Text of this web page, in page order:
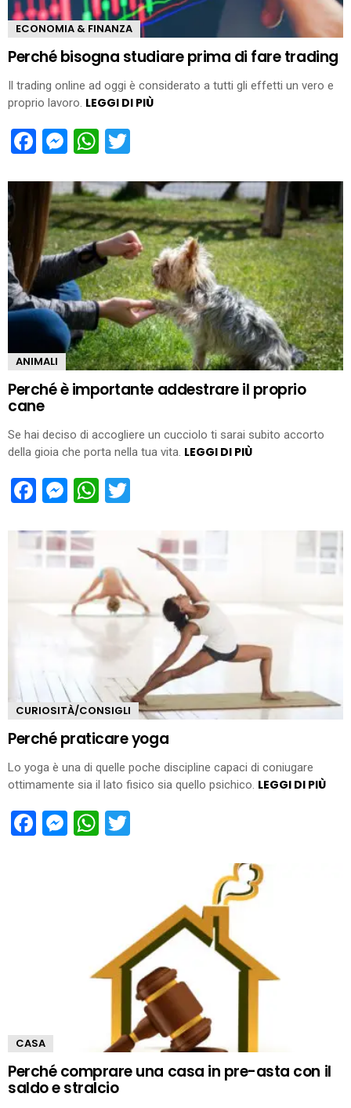
ECONOMIA & FINANZA
Perché bisogna studiare prima di fare trading
Il trading online ad oggi è considerato a tutti gli effetti un vero e
proprio lavoro. LEGGI DI PIÙ
Facebook
Messenger
WhatsApp
ANIMALI
Perché è importante addestrare il proprio
cane
Se hai deciso di accogliere un cucciolo ti sarai subito accorto
della gioia che porta nella tua vita. LEGGI DI PIÙ
Facebook
Messenger
WhatsApp
CURIOSITÀ/CONSIGLI
Perché praticare yoga
Lo yoga è una di quelle poche discipline capaci di coniugare
ottimamente sia il lato fisico sia quello psichico. LEGGI DI PIÙ
Facebook
Messenger
WhatsApp
CASA
Perché comprare una casa in pre-asta con il
saldo e stralcio